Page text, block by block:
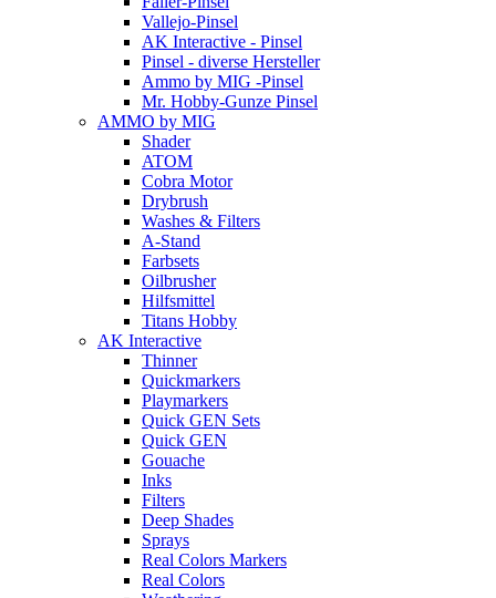
Vallejo-Pinsel
AK Interactive - Pinsel
Pinsel - diverse Hersteller
Ammo by MIG -Pinsel
Mr. Hobby-Gunze Pinsel
AMMO by MIG
Shader
ATOM
Cobra Motor
Drybrush
Washes & Filters
A-Stand
Farbsets
Oilbrusher
Hilfsmittel
Titans Hobby
AK Interactive
Thinner
Quickmarkers
Playmarkers
Quick GEN Sets
Quick GEN
Gouache
Inks
Filters
Deep Shades
Sprays
Real Colors Markers
Real Colors